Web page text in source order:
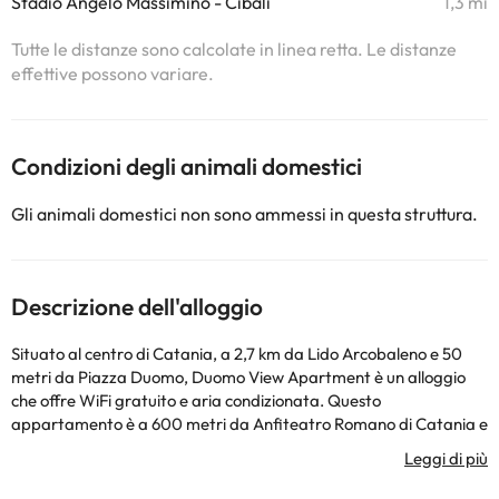
Tutte le distanze sono calcolate in linea retta. Le distanze
effettive possono variare.
Condizioni degli animali domestici
Gli animali domestici non sono ammessi in questa struttura.
Descrizione dell'alloggio
Situato al centro di Catania, a 2,7 km da Lido Arcobaleno e 50
metri da Piazza Duomo, Duomo View Apartment è un alloggio
che offre WiFi gratuito e aria condizionata. Questo
appartamento è a 600 metri da Anfiteatro Romano di Catania e
sulla città presenta 2 camere da letto, un soggiorno, una TV a